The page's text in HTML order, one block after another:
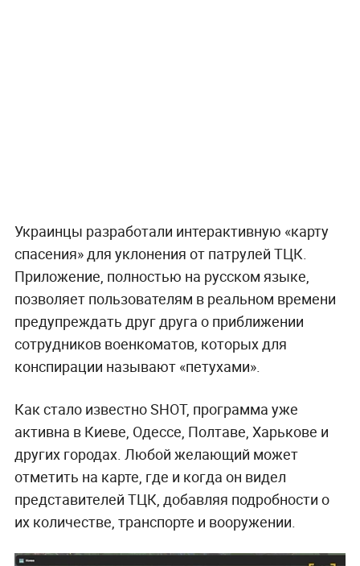
Украинцы разработали интерактивную «карту
спасения» для уклонения от патрулей ТЦК.
Приложение, полностью на русском языке,
позволяет пользователям в реальном времени
предупреждать друг друга о приближении
сотрудников военкоматов, которых для
конспирации называют «петухами».
Как стало известно SHOT, программа уже
активна в Киеве, Одессе, Полтаве, Харькове и
других городах. Любой желающий может
отметить на карте, где и когда он видел
представителей ТЦК, добавляя подробности о
их количестве, транспорте и вооружении.